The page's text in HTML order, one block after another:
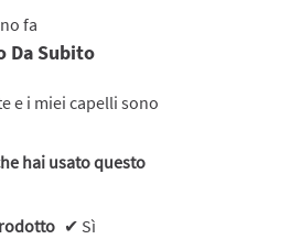
fa
Da Subito
e i miei capelli sono
hai usato questo
✔ Sì